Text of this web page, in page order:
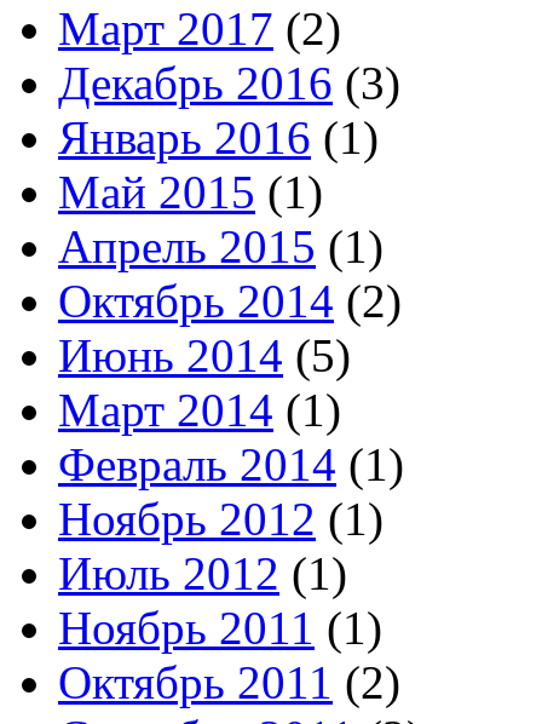
Март 2017 (2)
Декабрь 2016 (3)
Январь 2016 (1)
Май 2015 (1)
Апрель 2015 (1)
Октябрь 2014 (2)
Июнь 2014 (5)
Март 2014 (1)
Февраль 2014 (1)
Ноябрь 2012 (1)
Июль 2012 (1)
Ноябрь 2011 (1)
Октябрь 2011 (2)